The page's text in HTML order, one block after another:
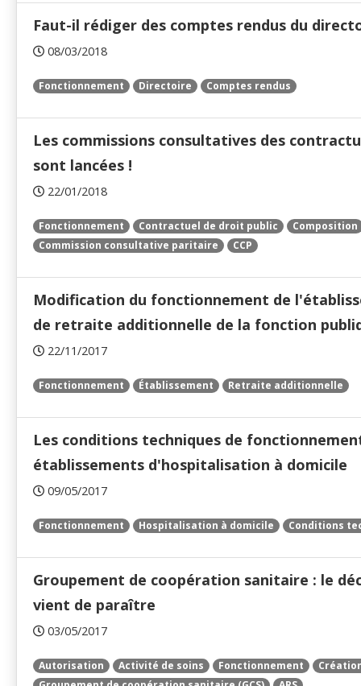
Faut-il rédiger des comptes rendus du
08/03/2018
Fonctionnement Directoire Comptes rendus
Les commissions consultatives des
sont lancées !
22/01/2018
Fonctionnement Contractuel de droit public
Composition
Commission consultative paritaire
CCP
Modification du fonctionnement de
de retraite additionnelle de la fonction
22/11/2017
Fonctionnement Établissement Retraite additionnelle
Les conditions techniques de
établissements d'hospitalisation à domicile
09/05/2017
Fonctionnement Hospitalisation à domicile Conditions
Groupement de coopération sanitaire : le
vient de paraître
03/05/2017
Autorisation Activité de soins Fonctionnement